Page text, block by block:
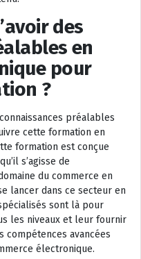
des
en
pour
?
préalables
cette formation en
formation est conçue
s’agisse de
du commerce en
lancer dans ce secteur en
sont là pour
les niveaux et leur fournir
compétences avancées
électronique.